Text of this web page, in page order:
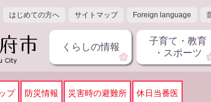
はじめての方へ サイトマップ Foreign language
くらしの情報
子育て・教育
・スポーツ
プ 防災情報 災害時の避難所 休日当番医